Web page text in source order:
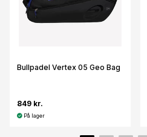
Bullpadel Vertex 05 Geo Bag
849 kr.
På lager